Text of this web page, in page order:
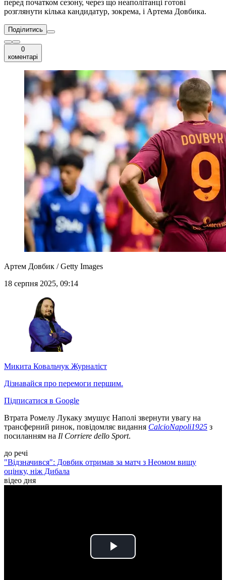
перед початком сезону, через що неаполітанці готові
розглянути кілька кандидатур, зокрема, і Артема Довбика.
Поділитись
0
коментарі
Артем Довбик / Getty Images
18 серпня 2025, 09:14
Микита Ковальчук Журналіст
Дізнавайся про перемоги першим.
Підписатися в Google
Втрата Ромелу Лукаку змушує Наполі звернути увагу на
трансферний ринок, повідомляє видання CalcioNapoli1925 з
посиланням на Il Corriere dello Sport.
до речі
"Відзначився": Довбик отримав за матч з Неомом вищу
оцінку, ніж Дибала
відео дня
Play